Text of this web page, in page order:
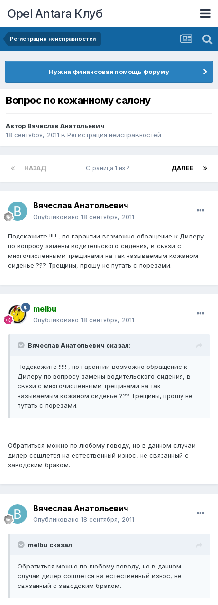
Opel Antara Клуб
Регистрация неисправностей
Нужна финансовая помощь форуму
Вопрос по кожанному салону
Автор Вячеслав Анатольевич
18 сентября, 2011 в Регистрация неисправностей
НАЗАД ДАЛЕЕ
Страница 1 из 2
Вячеслав Анатольевич
Опубликовано 18 сентября, 2011
Подскажите !!!!! , по гарантии возможно обращение к Дилеру
по вопросу замены водительского сидения, в связи с
многочисленными трещинами на так называемым кожаном
сиденье ??? Трещины, прошу не путать с порезами.
melbu
Опубликовано 18 сентября, 2011
Вячеслав Анатольевич сказал:
Подскажите !!!!! , по гарантии возможно обращение к
Дилеру по вопросу замены водительского сидения, в
связи с многочисленными трещинами на так
называемым кожаном сиденье ??? Трещины, прошу не
путать с порезами.
Обратиться можно по любому поводу, но в данном случаи
дилер сошлется на естественный износ, не связанный с
заводским браком.
Вячеслав Анатольевич
Опубликовано 18 сентября, 2011
melbu сказал:
Обратиться можно по любому поводу, но в данном
случаи дилер сошлется на естественный износ, не
связанный с заводским браком.